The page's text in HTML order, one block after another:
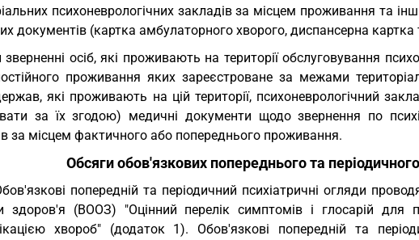
психоневрологічних закладів за місцем проживання та
документів (картка амбулаторного хворого, диспансерна
зверненні осіб, які проживають на території обслуговування
проживання яких зареєстроване за межами
які проживають на цій території, психоневрологічний
за їх згодою) медичні документи щодо звернення по
за місцем фактичного або попереднього проживання.
Обсяги обов'язкових попереднього та
попередній та періодичний психіатричні огляди
здоров'я (ВООЗ) "Оцінний перелік симптомів і глосарій для
хвороб" (додаток 1). Обов'язкові попередній та